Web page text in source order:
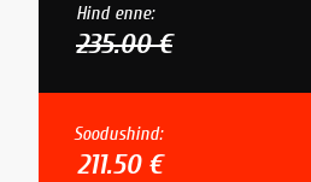
Hind enne:
235.00 €
Soodushind:
211.50 €